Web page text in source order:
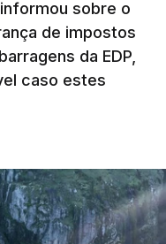
aos últimos dias,
ordens para mais
mandatos à
está há
topo das
sobre o
de impostos
da EDP,
caso estes